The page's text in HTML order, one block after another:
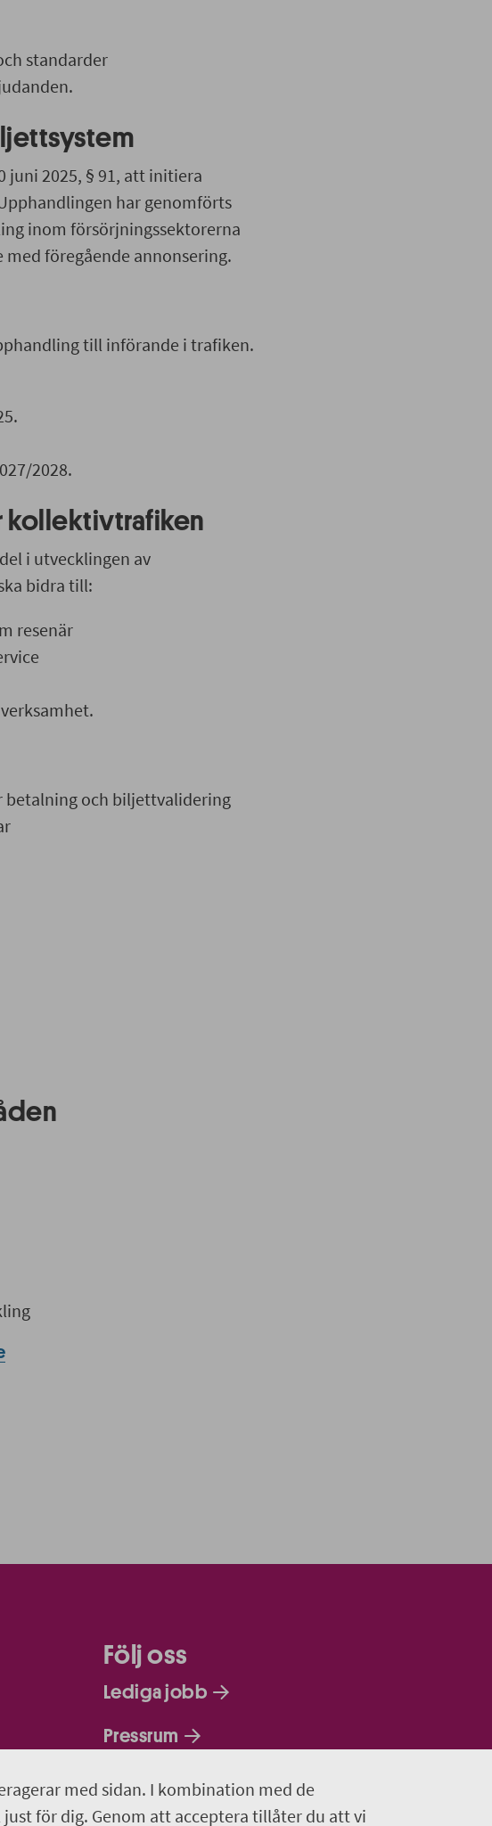
med sidan. I kombination med de
för dig. Genom att acceptera tillåter du att vi
standarder
juni 2025, § 91, att initiera
har genomförts
inom försörjningssektorerna
föregående annonsering.
till införande i trafiken.
2028.
kollektivtrafiken
i utvecklingen av
bidra till:
resenär
och biljettvalidering
Följ oss
Lediga jobb
Pressrum
Facebook